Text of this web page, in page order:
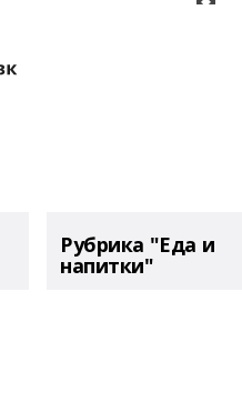
Рубрика "Еда и
напитки"